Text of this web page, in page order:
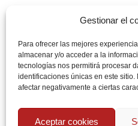
Gestionar el
Para ofrecer las mejores
almacenar y/o acceder a la
tecnologías nos permitirá procesar
identificaciones únicas en este
afectar negativamente a ciertas
Aceptar cookies